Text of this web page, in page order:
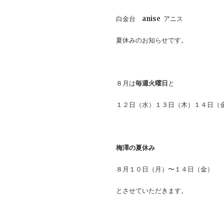
白金台 anise アニス
夏休みのお知らせです。
８月は毎週火曜日と
１２日（水）１３日（木）１４日（
梅澤の夏休み
８月１０日（月）〜１４日（金）
とさせていただきます。